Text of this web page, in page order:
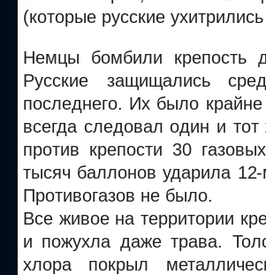
(которые русские
Немцы бомбили крепость
Русские защищались
последнего. Их было
всегда следовал один и
против крепости 30
тысяч баллонов ударила
Противогазов не было.
Все живое на территории
и пожухла даже трава.
хлора покрыл